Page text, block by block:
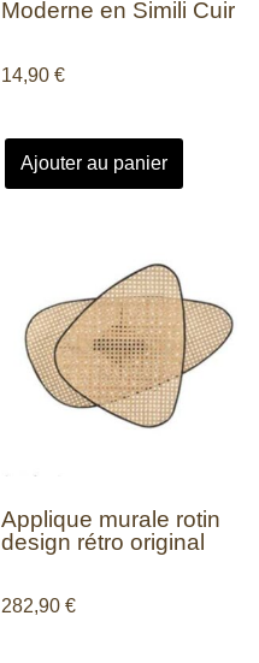
Moderne en Simili Cuir
14,90 €
Ajouter au panier
Applique murale rotin
design rétro original
282,90 €